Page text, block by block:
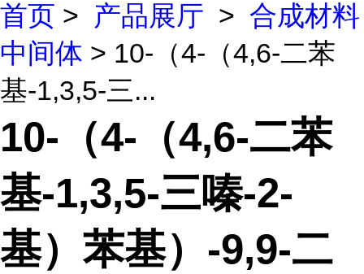
首页 > 产品展厅 > 合成材料
中间体 > 10-（4-（4,6-二苯
基-1,3,5-三...
10-（4-（4,6-二苯
基-1,3,5-三嗪-2-
基）苯基）-9,9-二